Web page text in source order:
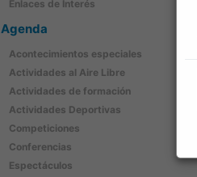
Enlaces de Interés
Agenda
Acontecimientos especiales
Actividades al Aire Libre
Actividades de formación
Actividades Deportivas
Competiciones
Conferencias
Espectáculos